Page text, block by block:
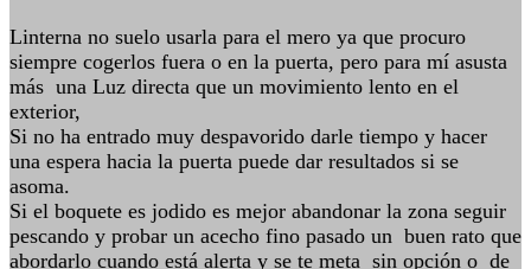
Linterna no suelo usarla para el mero ya que procuro
siempre cogerlos fuera o en la puerta, pero para mí asusta
más una Luz directa que un movimiento lento en el
exterior,
Si no ha entrado muy despavorido darle tiempo y hacer
una espera hacia la puerta puede dar resultados si se
asoma.
Si el boquete es jodido es mejor abandonar la zona seguir
pescando y probar un acecho fino pasado un buen rato que
abordarlo cuando está alerta y se te meta sin opción o de